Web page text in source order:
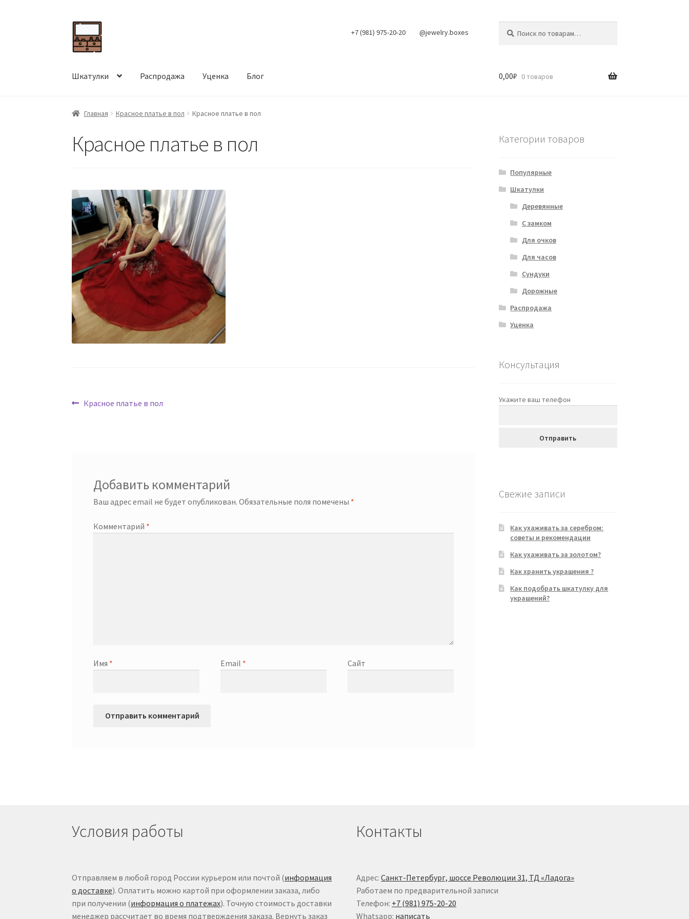
Перейти
к
навигации
Перейти
к
содержимому
+7 (981) 975-20-20 @jewelry.boxes
Шкатулки Распродажа Уценка Блог 0,00₽ 0 товаров
Главная Красное платье в пол Красное платье в пол
Красное платье в пол
Навигация
Предыдущая
Красное платье в пол
Добавить комментарий
Ваш адрес email не будет опубликован. Обязательные поля помечены *
Комментарий *
Имя * Email * Сайт
Категории товаров
Популярные
Шкатулки
Деревянные
С замком
Для очков
Для часов
Сундуки
Дорожные
Распродажа
Уценка
Консультация
Укажите ваш телефон
Свежие записи
Как ухаживать за серебром:
советы и рекомендации
Как ухаживать за золотом?
Как хранить украшения ?
Как подобрать шкатулку для
украшений?
Условия работы
Отправляем в любой город России курьером или почтой (информация
о доставке). Оплатить можно картой при оформлении заказа, либо
при получении (информация о платежах). Точную стоимость доставки
менеджер рассчитает во время подтверждения заказа. Вернуть заказ
Контакты
Адрес:Санкт-Петербург, шоссе Революции 31, ТД «Ладога»
Работаем по предварительной записи
Телефон: +7 (981) 975-20-20
Whatsapp: написать